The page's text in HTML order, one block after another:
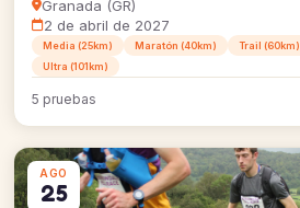
Granada (GR)
2 de abril de 2027
Media (25km) Maratón (40km) Trail (60km)
Ultra (101km)
5 pruebas
AGO
25